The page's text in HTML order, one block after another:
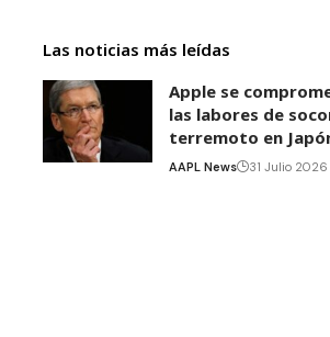
Las noticias más leídas
Apple se
las labores de
terremoto en
AAPL News 31 Julio 2026